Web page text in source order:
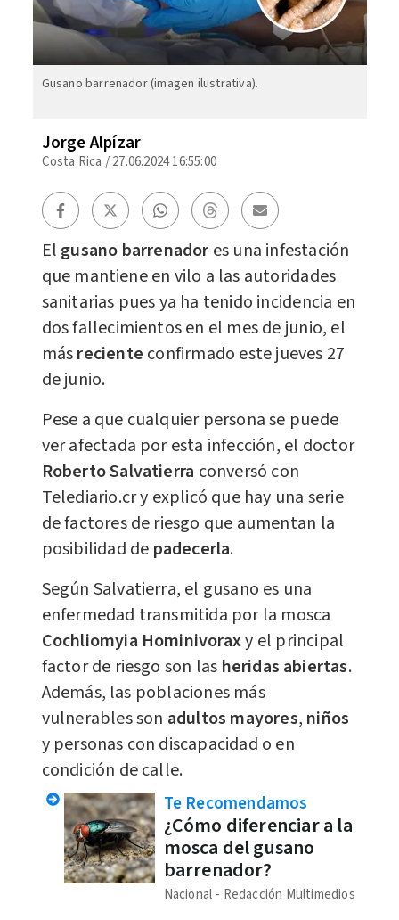
Gusano barrenador (imagen ilustrativa).
Jorge Alpízar
Costa Rica /27.06.2024 16:55:00
El gusano barrenador es una infestación
que mantiene en vilo a las autoridades
sanitarias pues ya ha tenido incidencia en
dos fallecimientos en el mes de junio, el
másreciente confirmado este jueves 27
de junio.
Pese a que cualquier persona se puede
ver afectada por esta infección, el doctor
Roberto Salvatierra conversó con
Telediario.cr y explicó que hay una serie
de factores de riesgo que aumentan la
posibilidad de padecerla.
Según Salvatierra, el gusano es una
enfermedad transmitida por la mosca
Cochliomyia Hominivoraxy el principal
factor de riesgo son las heridas abiertas.
Además, las poblaciones más
vulnerablesson adultos mayores, niños
y personas con discapacidad o en
condición de calle.
Te Recomendamos
¿Cómo diferenciar a la
mosca del gusano
barrenador?
Nacional Redacción Multimedios